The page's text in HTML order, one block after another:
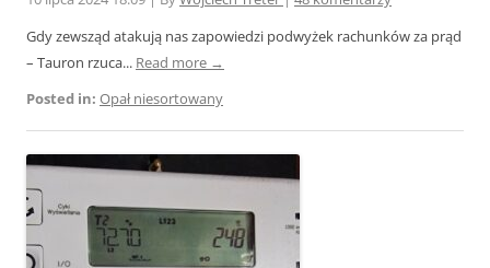
Gdy zewsząd atakują nas zapowiedzi podwyżek rachunków za prąd
– Tauron rzuca... Read more →
Posted in: Opał niesortowany